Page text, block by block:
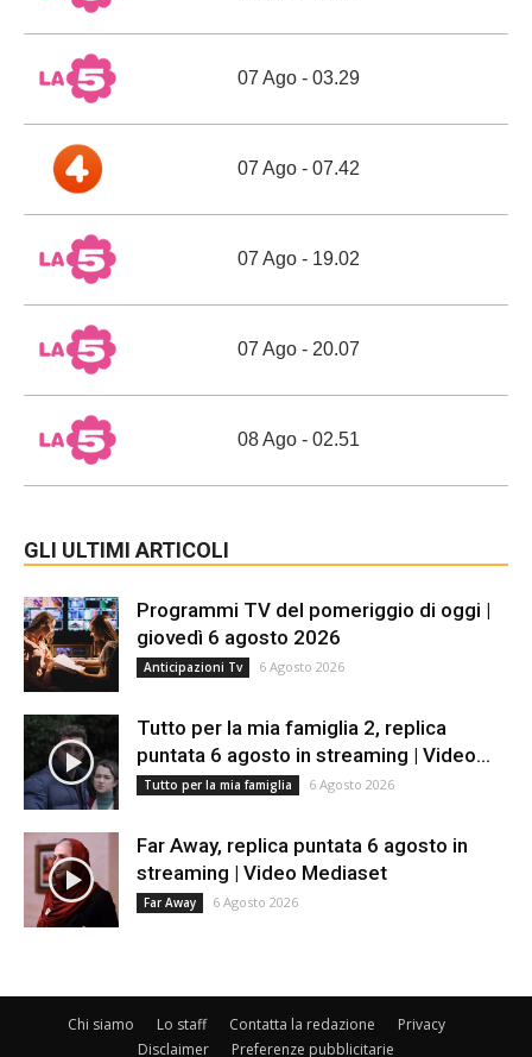
07 Ago - 03.29
07 Ago - 07.42
07 Ago - 19.02
07 Ago - 20.07
08 Ago - 02.51
GLI ULTIMI ARTICOLI
Programmi TV del pomeriggio di oggi |
giovedì 6 agosto 2026
Anticipazioni Tv 6 Agosto 2026
Tutto per la mia famiglia 2, replica
puntata 6 agosto in streaming | Video...
Tutto per la mia famiglia 6 Agosto 2026
Far Away, replica puntata 6 agosto in
streaming | Video Mediaset
Far Away 6 Agosto 2026
Chi siamo Lo staff Contatta la redazione
Privacy
Disclaimer
Preferenze pubblicitarie